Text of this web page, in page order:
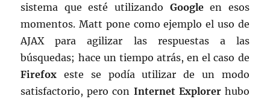
sistema que esté utilizando Googleen esos
momentos. Matt pone como ejemplo el uso de
AJAX para agilizar las respuestas a las
búsquedas; hace un tiempo atrás, en el caso de
Firefox este se podía utilizar de un modo
satisfactorio, pero con Internet Explorerhubo